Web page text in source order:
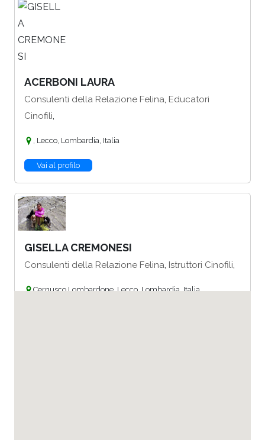
ACERBONI LAURA
Consulenti della Relazione Felina Educatori
Cinofili
, Lecco, Lombardia, Italia
Vai al profilo
GISELLA CREMONESI
Consulenti della Relazione Felina Istruttori Cinofili
Cernusco Lombardone, Lecco, Lombardia, Italia